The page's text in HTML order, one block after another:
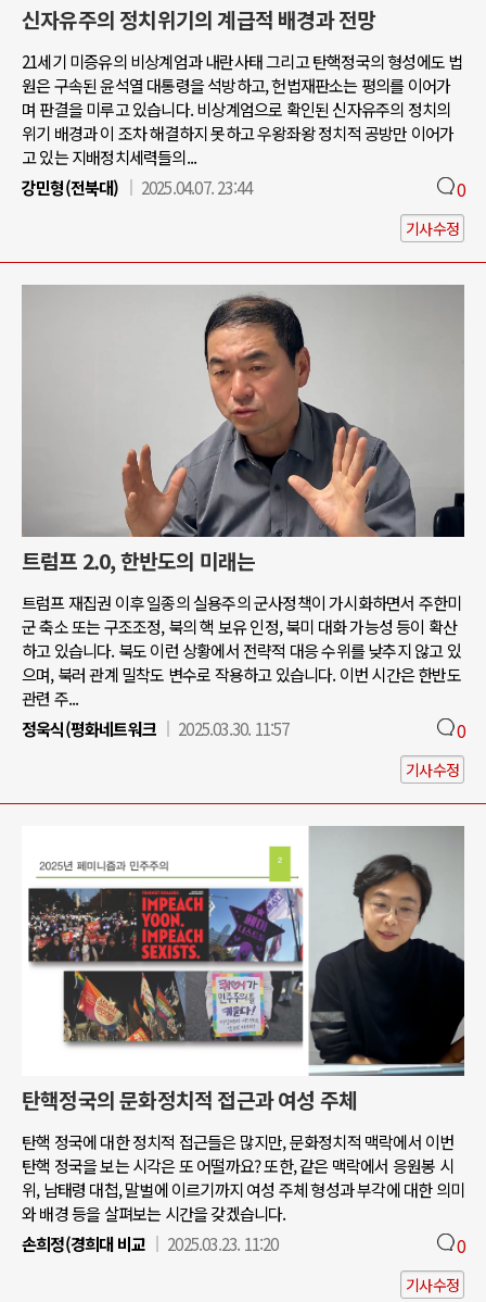
신자유주의 정치위기의 계급적 배경과 전망
21세기 미증유의 비상계엄과 내란사태 그리고 탄핵정국의 형성에도 법
원은 구속된 윤석열 대통령을 석방하고, 헌법재판소는 평의를 이어가
며 판결을 미루고 있습니다. 비상계엄으로 확인된 신자유주의 정치의
위기 배경과 이 조차 해결하지 못하고 우왕좌왕 정치적 공방만 이어가
고 있는 지배정치세력들의...
강민형(전북대)
2025.04.07. 23:44 0
기사수정
트럼프 2.0, 한반도의 미래는
트럼프 재집권 이후 일종의 실용주의 군사정책이 가시화하면서 주한미
군 축소 또는 구조조정, 북의 핵 보유 인정, 북미 대화 가능성 등이 확산
하고 있습니다. 북도 이런 상황에서 전략적 대응 수위를 낮추지 않고 있
으며, 북러 관계 밀착도 변수로 작용하고 있습니다. 이번 시간은 한반도
관련 주...
정욱식(평화네트워크
2025.03.30. 11:57 0
기사수정
탄핵정국의 문화정치적 접근과 여성 주체
탄핵 정국에 대한 정치적 접근들은 많지만, 문화정치적 맥락에서 이번
탄핵 정국을 보는 시각은 또 어떨까요? 또한, 같은 맥락에서 응원봉 시
위, 남태령 대첩, 말벌에 이르기까지 여성 주체 형성과 부각에 대한 의미
와 배경 등을 살펴보는 시간을 갖겠습니다.
손희정(경희대 비교
2025.03.23. 11:20 0
기사수정